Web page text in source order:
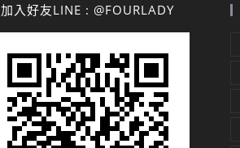
加入好友LINE : @FOURLADY